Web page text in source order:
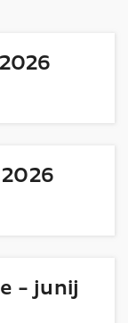
- junij